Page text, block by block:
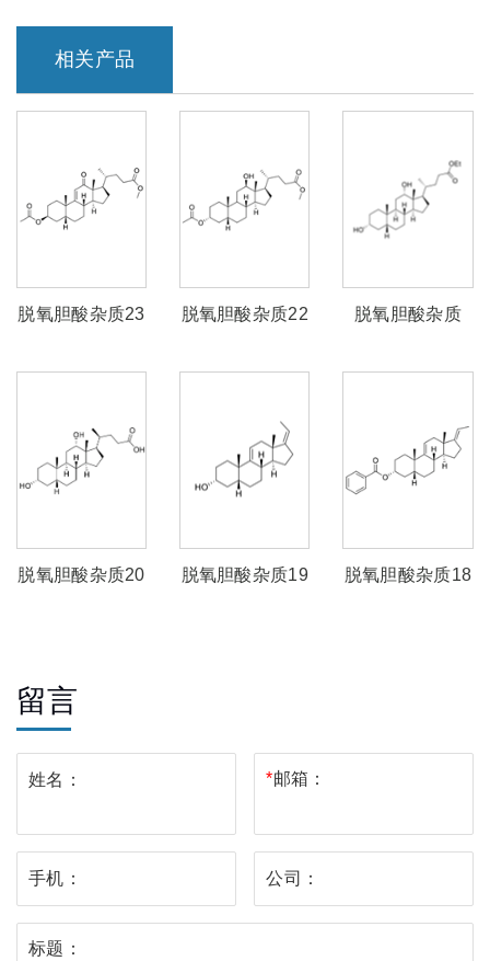
相关产品
脱氧胆酸杂质23 脱氧胆酸杂质22
脱氧胆酸杂质
酯）
脱氧胆酸杂质20 脱氧胆酸杂质19 脱氧胆酸杂质18
留言
姓名： *邮箱：
手机： 公司：
标题：